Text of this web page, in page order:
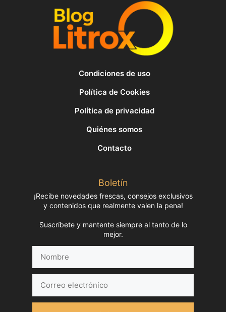
Condiciones de uso
Política de Cookies
Política de privacidad
Quiénes somos
Contacto
Boletín
¡Recibe novedades frescas, consejos exclusivos
y contenidos que realmente valen la pena!
Suscríbete y mantente siempre al tanto de lo
mejor.
electrónico